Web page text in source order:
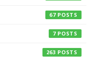
67
7
263